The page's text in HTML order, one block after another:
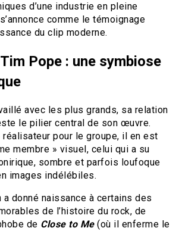
d’une industrie en pleine
comme le témoignage
du clip moderne.
Pope : une symbiose
avec les plus grands, sa relation
le pilier central de son œuvre.
réalisateur pour le groupe, il en est
membre » visuel, celui qui a su
sombre et parfois loufoque
images indélébiles.
a donné naissance à certains des
de l’histoire du rock, de
de Close to Me(où il enferme le